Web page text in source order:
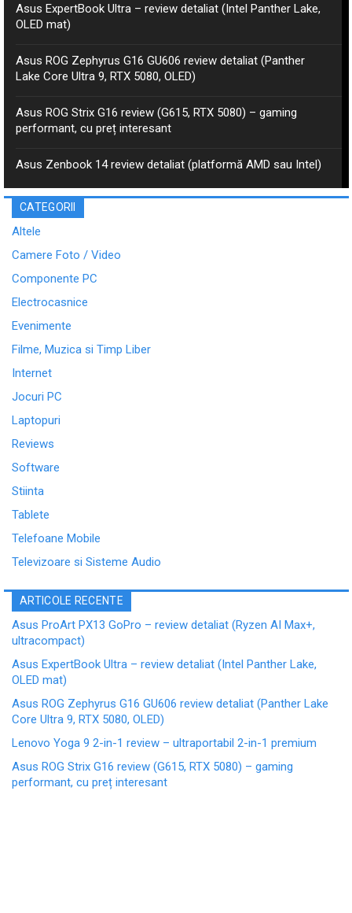
Asus ExpertBook Ultra – review detaliat (Intel Panther Lake,
OLED mat)
Asus ROG Zephyrus G16 GU606 review detaliat (Panther
Lake Core Ultra 9, RTX 5080, OLED)
Asus ROG Strix G16 review (G615, RTX 5080) – gaming
performant, cu preț interesant
Asus Zenbook 14 review detaliat (platformă AMD sau Intel)
CATEGORII
Altele
Camere Foto / Video
Componente PC
Electrocasnice
Evenimente
Filme, Muzica si Timp Liber
Internet
Jocuri PC
Laptopuri
Reviews
Software
Stiinta
Tablete
Telefoane Mobile
Televizoare si Sisteme Audio
ARTICOLE RECENTE
Asus ProArt PX13 GoPro – review detaliat (Ryzen AI Max+,
ultracompact)
Asus ExpertBook Ultra – review detaliat (Intel Panther Lake,
OLED mat)
Asus ROG Zephyrus G16 GU606 review detaliat (Panther Lake
Core Ultra 9, RTX 5080, OLED)
Lenovo Yoga 9 2-in-1 review – ultraportabil 2-in-1 premium
Asus ROG Strix G16 review (G615, RTX 5080) – gaming
performant, cu preț interesant